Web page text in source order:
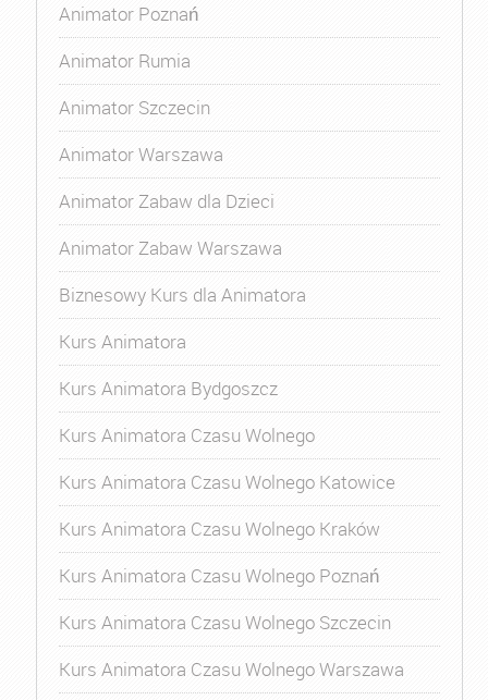
Animator Poznań
Animator Rumia
Animator Szczecin
Animator Warszawa
Animator Zabaw dla Dzieci
Animator Zabaw Warszawa
Biznesowy Kurs dla Animatora
Kurs Animatora
Kurs Animatora Bydgoszcz
Kurs Animatora Czasu Wolnego
Kurs Animatora Czasu Wolnego Katowice
Kurs Animatora Czasu Wolnego Kraków
Kurs Animatora Czasu Wolnego Poznań
Kurs Animatora Czasu Wolnego Szczecin
Kurs Animatora Czasu Wolnego Warszawa